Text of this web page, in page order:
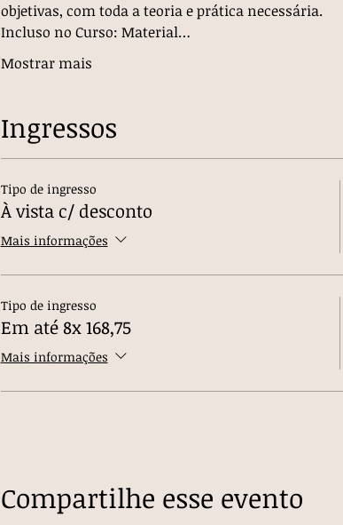
objetivas, com toda a teoria e prática necessária.
Incluso no Curso: Material…
Mostrar mais
Ingressos
Tipo de ingresso
À vista c/ desconto
Mais informações
Tipo de ingresso
Em até 8x 168,75
Mais informações
Compartilhe esse evento